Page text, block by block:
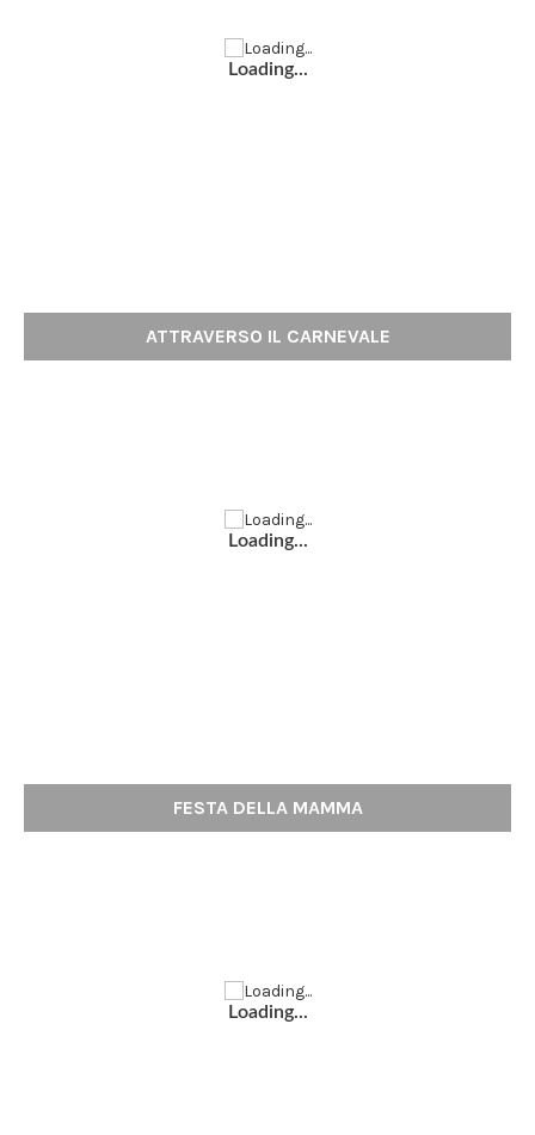
Loading...
ATTRAVERSO IL CARNEVALE
Loading...
FESTA DELLA MAMMA
Loading...